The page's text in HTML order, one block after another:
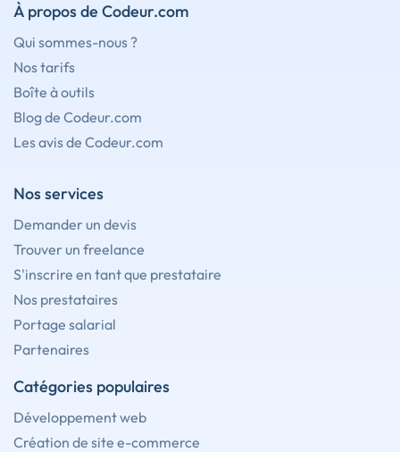
À propos de Codeur.com
Qui sommes-nous ?
Nos tarifs
Boîte à outils
Blog de Codeur.com
Les avis de Codeur.com
Nos services
Demander un devis
Trouver un freelance
S'inscrire en tant que prestataire
Nos prestataires
Portage salarial
Partenaires
Catégories populaires
Développement web
Création de site e-commerce